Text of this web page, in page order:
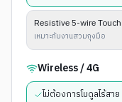
Resistive 5-wire Touch
เหมาะกับงานสวมถุงมือ
Wireless / 4G
ไม่ต้องการโมดูลไร้สาย